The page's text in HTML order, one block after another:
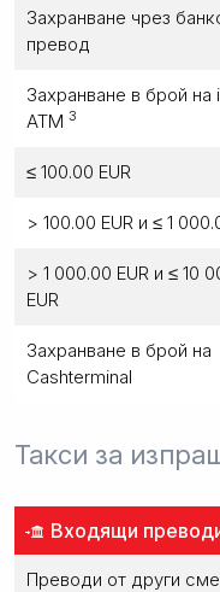
Захранване чрез
превод
Захранване в брой на
ATM 3
≤ 100.00 EUR
> 100.00 EUR и ≤ 1
> 1 000.00 EUR и ≤ 10
EUR
Захранване в брой на
Cashterminal
Такси за
Входящи
Преводи от други